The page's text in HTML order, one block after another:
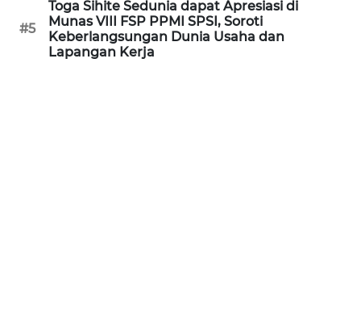
#5
Toga Sihite Sedunia dapat Apresiasi di
Munas VIII FSP PPMI SPSI, Soroti
Keberlangsungan Dunia Usaha dan
Lapangan Kerja
WN
JABAR